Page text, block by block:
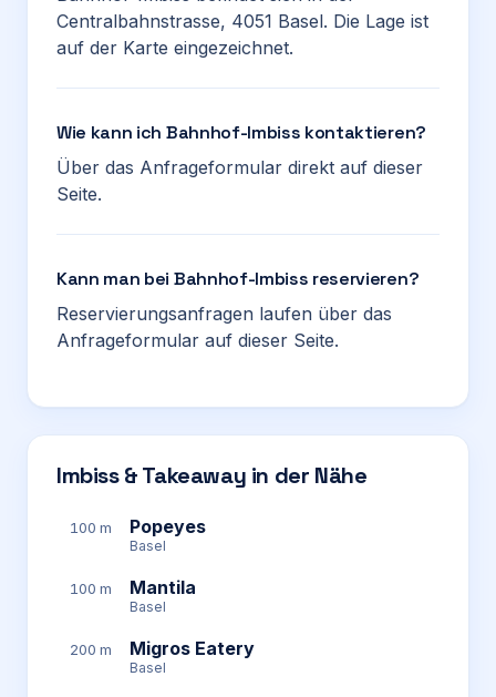
Centralbahnstrasse, 4051 Basel. Die Lage ist
auf der Karte eingezeichnet.
Wie kann ich Bahnhof-Imbiss kontaktieren?
Über das Anfrageformular direkt auf dieser
Seite.
Kann man bei Bahnhof-Imbiss reservieren?
Reservierungsanfragen laufen über das
Anfrageformular auf dieser Seite.
Imbiss & Takeaway in der Nähe
100 m Popeyes
Basel
100 m Mantila
Basel
200 m Migros Eatery
Basel